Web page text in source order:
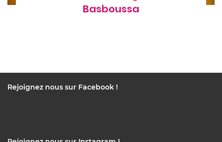
Basboussa
Rejoignez nous sur Facebook !